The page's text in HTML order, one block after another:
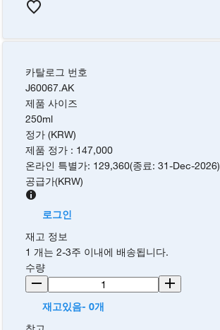
카탈로그 번호
J60067.AK
제품 사이즈
250ml
정가 (KRW)
제품 정가 : 147,000
온라인 특별가: 129,360(종료:31-Dec-2026)
공급가(KRW)
로그인
재고 정보
1 개는 2-3주 이내에 배송됩니다.
수량
재고있음- 0개